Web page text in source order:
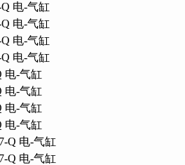
Q 电-气缸
Q 电-气缸
Q 电-气缸
Q 电-气缸
电-气缸
电-气缸
电-气缸
电-气缸
Q 电-气缸
Q 电-气缸